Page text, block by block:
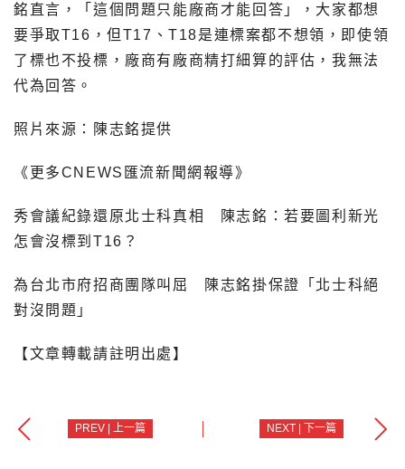
銘直言，「這個問題只能廠商才能回答」，大家都想
要爭取T16，但T17、T18是連標案都不想領，即使領
了標也不投標，廠商有廠商精打細算的評估，我無法
代為回答。
照片來源：陳志銘提供
《更多CNEWS匯流新聞網報導》
秀會議紀錄還原北士科真相 陳志銘：若要圖利新光
怎會沒標到T16？
為台北市府招商團隊叫屈 陳志銘掛保證「北士科絕
對沒問題」
【文章轉載請註明出處】
PREV | 上一篇 NEXT | 下一篇